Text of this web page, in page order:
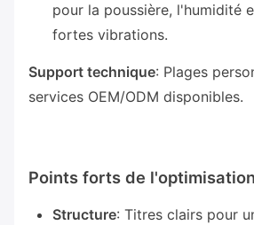
pour la poussière, l'humidité
fortes vibrations.
Support technique: Plages
services OEM/ODM disponibles.
Points forts de l'optimisation
Structure: Titres clairs pour